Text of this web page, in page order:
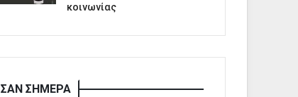
κοινωνίας
ΣΑΝ ΣΗΜΕΡΑ